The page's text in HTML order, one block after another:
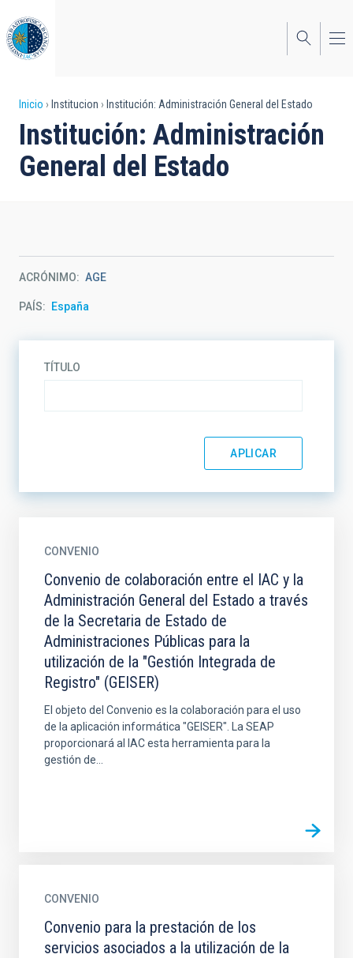
al
contenido
principal
Sobrescribir
enlaces
de
navegación
Inicio Institucion Institución: Administración General del Estado
Institución: Administración
General del Estado
ACRÓNIMO AGE
PAÍS España
TÍTULO
CONVENIO
Convenio de colaboración entre el IAC y la
Administración General del Estado a través
de la Secretaria de Estado de
Administraciones Públicas para la
utilización de la "Gestión Integrada de
Registro" (GEISER)
El objeto del Convenio es la colaboración para el uso
de la aplicación informática "GEISER". La SEAP
proporcionará al IAC esta herramienta para la
gestión de...
CONVENIO
Convenio para la prestación de los
servicios asociados a la utilización de la